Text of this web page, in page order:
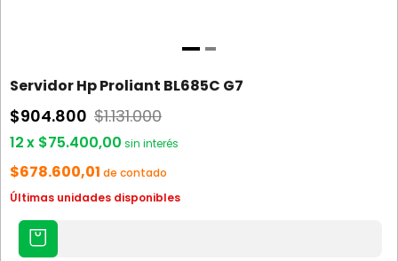
Servidor Hp Proliant BL685C G7
$904.800 $1.131.000
12x $75.400,00 sin interés
$678.600,01 de contado
Últimas unidades disponibles
AGREGAR
CARRITO